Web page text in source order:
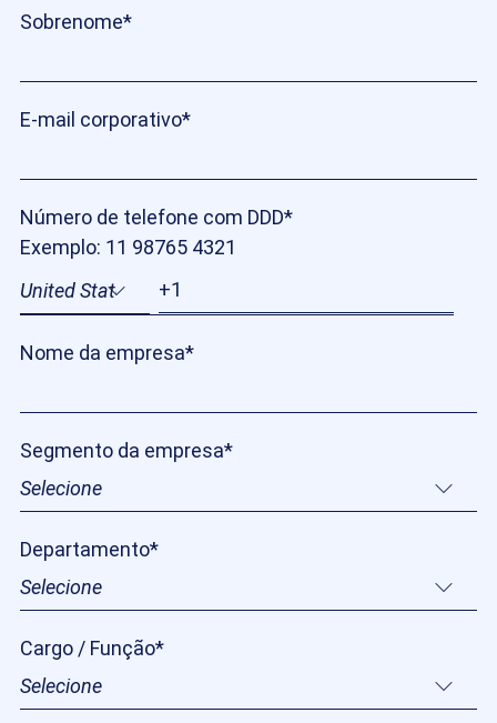
Sobrenome*
E-mail corporativo*
Número de telefone com DDD*
Exemplo: 11 98765 4321
Nome da empresa*
Segmento da empresa*
Departamento*
Cargo / Função*